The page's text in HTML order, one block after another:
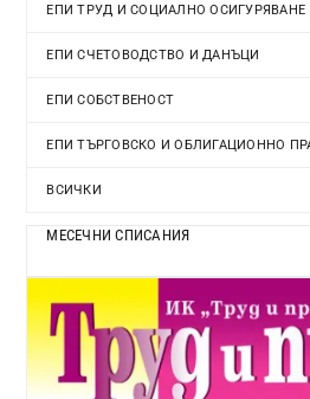
ЕПИ ТРУД И СОЦИАЛНО ОСИГУРЯВАНЕ
ЕПИ СЧЕТОВОДСТВО И ДАНЪЦИ
ЕПИ СОБСТВЕНОСТ
ЕПИ ТЪРГОВСКО И ОБЛИГАЦИОННО
ВСИЧКИ
МЕСЕЧНИ СПИСАНИЯ